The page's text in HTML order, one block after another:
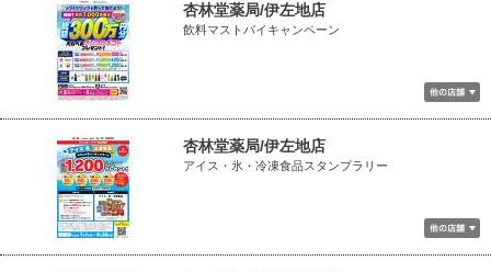
杏林堂薬局/伊左地店
飲料マストバイキャンペーン
杏林堂薬局/伊左地店
アイス・氷・冷凍食品スタンプラリー